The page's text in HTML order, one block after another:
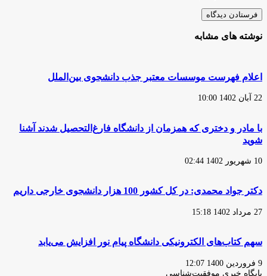
نوشته های مشابه
اعلام فهرست موسسات معتبر جذب دانشجوی بین‌الملل
22 آبان 1402 10:00
با مادر و دختری که همزمان از دانشگاه فارغ‌التحصیل شدند آشنا
شوید
10 شهریور 1402 02:44
دکتر جواد محمدی: در کل کشور 100 هزار دانشجوی خارجی داریم
27 مرداد 1402 15:18
سهم کتاب‌های الکترونیکی دانشگاه پیام نور افزایش می‌یابد
9 فروردین 1400 12:07
پایگاه‌ خبری موفقیت‌شناسی